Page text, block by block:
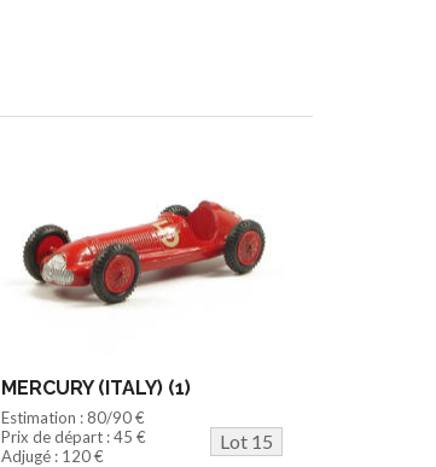
MERCURY (ITALY) (1)
Estimation : 80/90 €
Prix de départ : 45 €
Lot 15
Adjugé : 120 €